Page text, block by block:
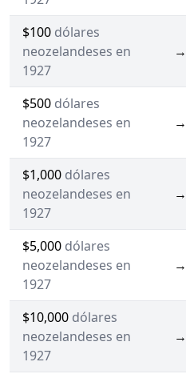
$100 dólares
neozelandeses en
1927
→
$500 dólares
neozelandeses en
1927
→
$1,000 dólares
neozelandeses en
1927
→
$5,000 dólares
neozelandeses en
1927
→
$10,000 dólares
neozelandeses en
1927
→